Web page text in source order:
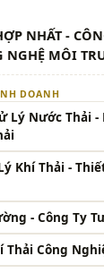
NHẤT -
NGHỆ MÔI
DOANH
Lý Nước Thải -
Khí Thải -
- Công Ty
Thải Công